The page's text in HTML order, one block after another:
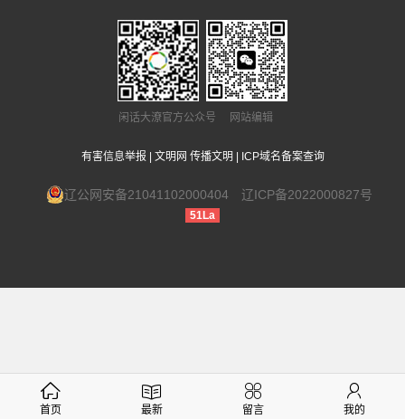
闲话大潦官方公众号 网站编辑
有害信息举报 文明网 传播文明 ICP域名备案查询
辽公网安备21041102000404 辽ICP备2022000827号
51La
首页 最新 留言 我的